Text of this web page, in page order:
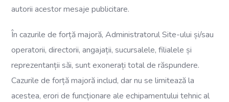
autorii acestor mesaje publicitare.
În cazurile de forță majoră, Administratorul Site-ului și/sau
operatorii, directorii, angajații, sucursalele, filialele și
reprezentanții săi, sunt exonerați total de răspundere.
Cazurile de forță majoră includ, dar nu se limitează la
acestea, erori de funcționare ale echipamentului tehnic al